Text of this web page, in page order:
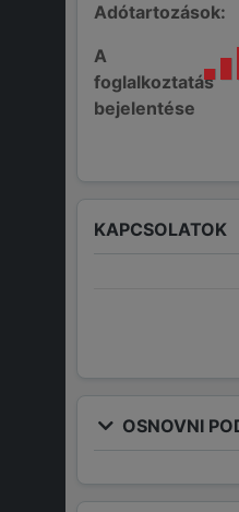
Adótartozások:
A
foglalkoztatás
bejelentése
KAPCSOLATOK
OSNOVNI